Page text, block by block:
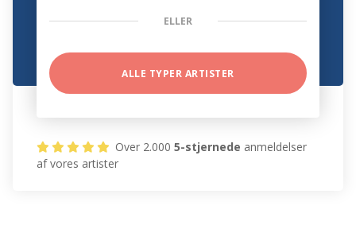
ELLER
ALLE TYPER ARTISTER
Over 2.0005-stjernede anmeldelser
af vores artister